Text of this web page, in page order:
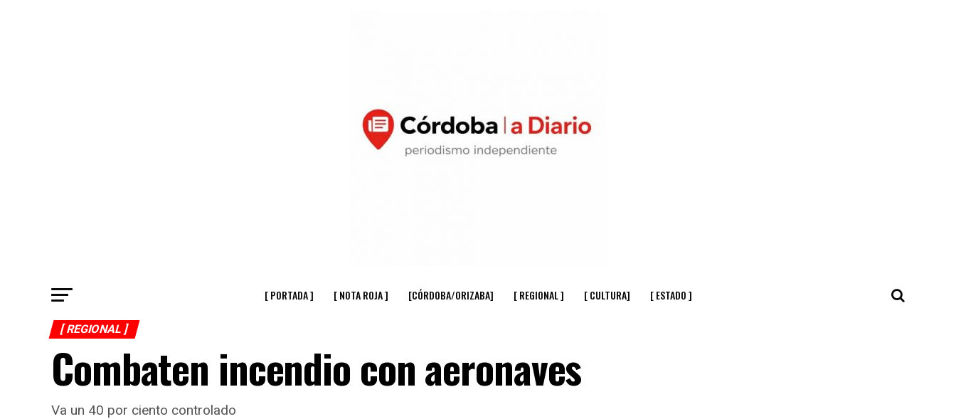
[ PORTADA ] [ NOTA ROJA ] [CÓRDOBA/ORIZABA] [ REGIONAL ] [ CULTURA] [ ESTADO ]
[ REGIONAL ]
Combaten incendio con aeronaves
Va un 40 por ciento controlado